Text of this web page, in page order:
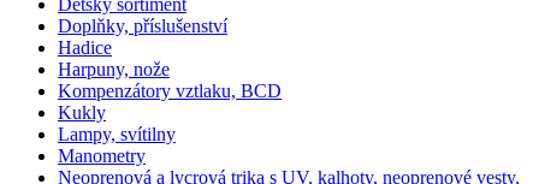
Dětský sortiment
Doplňky, příslušenství
Hadice
Harpuny, nože
Kompenzátory vztlaku, BCD
Kukly
Lampy, svítilny
Manometry
Neoprenová a lycrová trika s UV, kalhoty, neoprenové vesty,